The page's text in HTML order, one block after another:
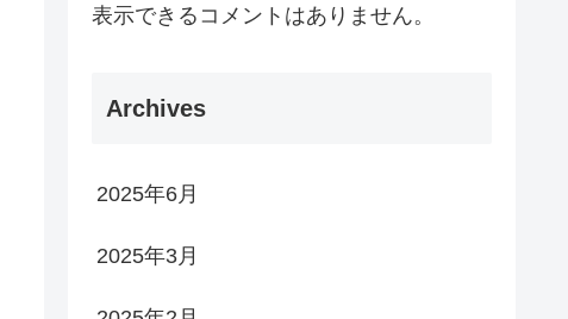
表示できるコメントはありません。
Archives
2025年6月
2025年3月